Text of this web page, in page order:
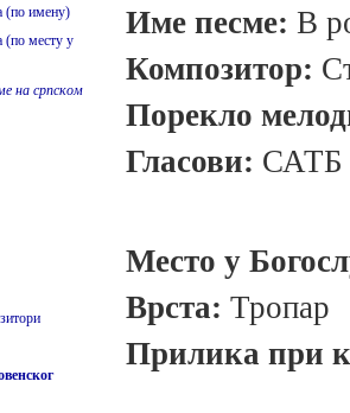
(по имену)
(по месту у
на српском
Име песме: В
Композитор:
Порекло
Гласови: САТБ
Место у
Врста: Тропар
Прилика при